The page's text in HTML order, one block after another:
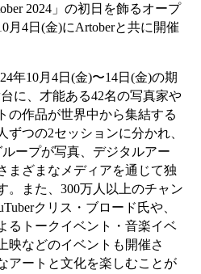
2024」の初日を飾るオープ
月4日(金)にArtoberと共に開催
年10月4日(金)〜14日(金)の期
に、才能ある42名の写真家や
の作品が世界中から集結する
ずつの2セッションに分かれ、
ープが写真、デジタルアー
まざまなメディアを通じて独
。また、300万人以上のチャン
クリス・ブロード氏や、
るトークイベント・音楽イベ
映などのイベントも開催さ
アートと文化を楽しむことが